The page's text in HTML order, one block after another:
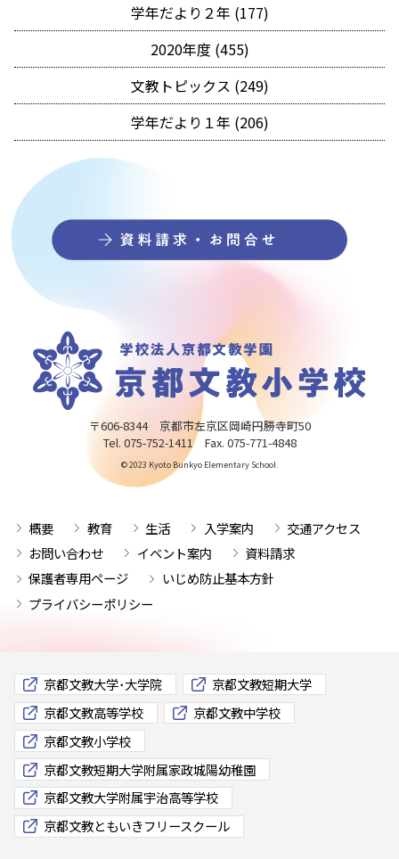
学年だより２年 (177)
2020年度 (455)
文教トピックス (249)
学年だより１年 (206)
〒606-8344 京都市左京区岡崎円勝寺町50
Tel. 075-752-1411 Fax. 075-771-4848
© 2023 Kyoto Bunkyo Elementary School.
概要 教育 生活 入学案内
交通アクセス
お問い合わせ
イベント案内
資料請求
保護者専用ページ
いじめ防止基本方針
プライバシーポリシー
京都文教大学･大学院
京都文教短期大学
京都文教高等学校
京都文教中学校
京都文教小学校
京都文教短期大学附属家政城陽幼稚園
京都文教大学附属宇治高等学校
京都文教ともいきフリースクール